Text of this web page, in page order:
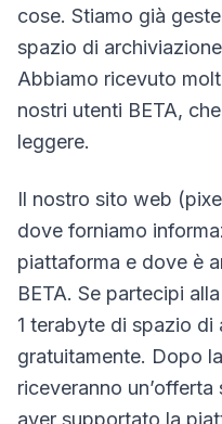
cose. Stiamo già
spazio di
Abbiamo ricevuto
nostri utenti BETA,
leggere.
Il nostro sito web
dove forniamo
piattaforma e dove è
BETA. Se partecipi
1 terabyte di spazio di
gratuitamente. Dopo
riceveranno
aver supportato la